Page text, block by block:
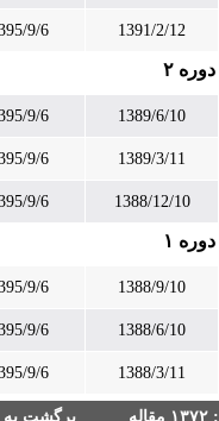
1391/2/12
1395/9/6
دوره ۲
1389/6/10
1395/9/6
1389/3/11
1395/9/6
1388/12/10
1395/9/6
دوره ۱
1388/9/10
1395/9/6
1388/6/10
1395/9/6
1388/3/11
1395/9/6
برگشت به